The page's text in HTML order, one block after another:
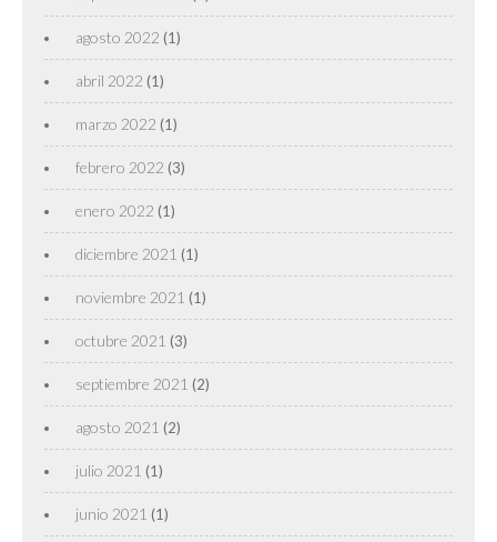
agosto 2022 (1)
abril 2022 (1)
marzo 2022 (1)
febrero 2022 (3)
enero 2022 (1)
diciembre 2021 (1)
noviembre 2021 (1)
octubre 2021 (3)
septiembre 2021 (2)
agosto 2021 (2)
julio 2021 (1)
junio 2021 (1)